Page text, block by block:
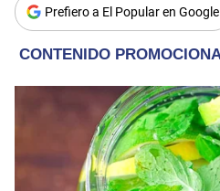
Prefiero a El Popular en Google